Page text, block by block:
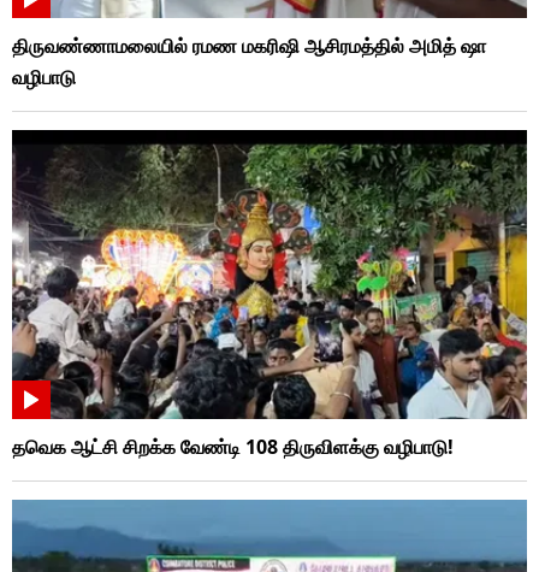
திருவண்ணாமலையில் ரமண மகரிஷி ஆசிரமத்தில் அமித் ஷா
வழிபாடு
தவெக ஆட்சி சிறக்க வேண்டி 108 திருவிளக்கு வழிபாடு!